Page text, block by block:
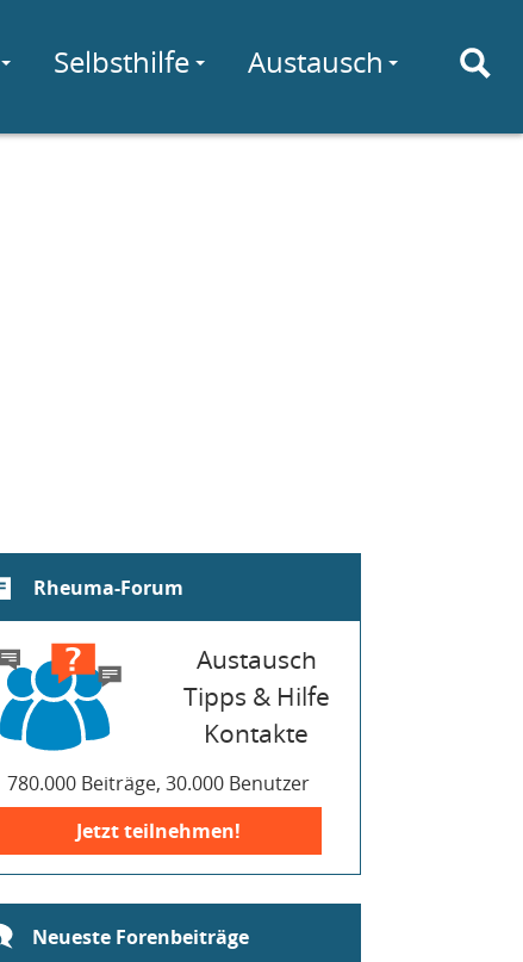
Selbsthilfe Austausch
Rheuma-Forum
Austausch
Tipps & Hilfe
Kontakte
780.000 Beiträge, 30.000 Benutzer
Jetzt teilnehmen!
Neueste Forenbeiträge